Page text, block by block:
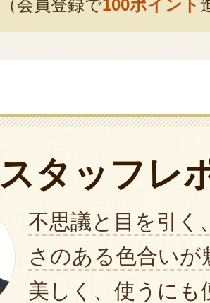
（会員登録で100ポイント
スタッフレ
不思議と目を引く
さのある色合いが
美しく、使うにも